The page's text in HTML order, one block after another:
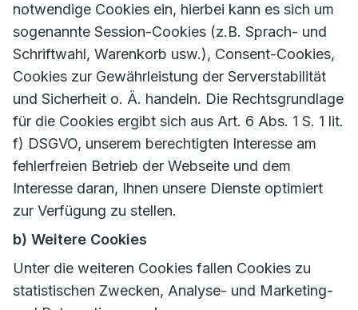
notwendige Cookies ein, hierbei kann es sich um
sogenannte Session-Cookies (z.B. Sprach- und
Schriftwahl, Warenkorb usw.), Consent-Cookies,
Cookies zur Gewährleistung der Serverstabilität
und Sicherheit o. Ä. handeln. Die Rechtsgrundlage
für die Cookies ergibt sich aus Art. 6 Abs. 1 S. 1 lit.
f) DSGVO, unserem berechtigten Interesse am
fehlerfreien Betrieb der Webseite und dem
Interesse daran, Ihnen unsere Dienste optimiert
zur Verfügung zu stellen.
b) Weitere Cookies
Unter die weiteren Cookies fallen Cookies zu
statistischen Zwecken, Analyse- und Marketing-